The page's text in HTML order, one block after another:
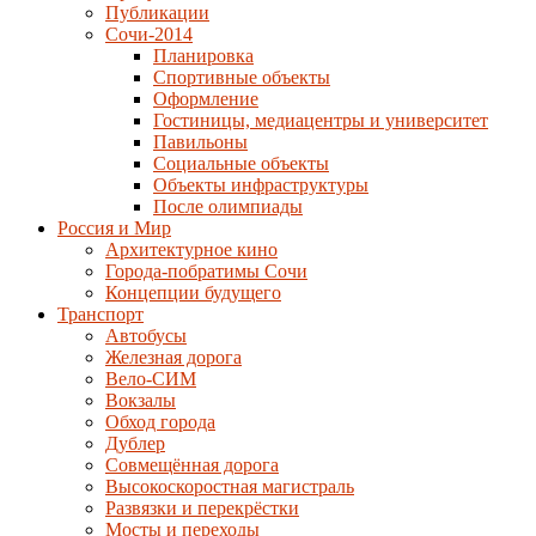
Публикации
Сочи-2014
Планировка
Спортивные объекты
Оформление
Гостиницы, медиацентры и университет
Павильоны
Социальные объекты
Объекты инфраструктуры
После олимпиады
Россия и Мир
Архитектурное кино
Города-побратимы Сочи
Концепции будущего
Транспорт
Автобусы
Железная дорога
Вело-СИМ
Вокзалы
Обход города
Дублер
Совмещённая дорога
Высокоскоростная магистраль
Развязки и перекрёстки
Мосты и переходы